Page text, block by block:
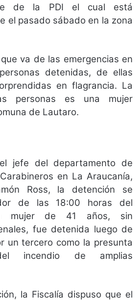
de la PDI el cual está
el pasado sábado en la zona
va de las emergencias en
detenidas, de ellas
en flagrancia. La
personas es una mujer
de Lautaro.
jefe del departamento de
en La Araucanía,
Ross, la detención se
de las 18:00 horas del
mujer de 41 años, sin
fue detenida luego de
un tercero como la presunta
incendio de amplias
la Fiscalía dispuso que el